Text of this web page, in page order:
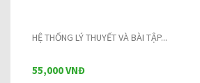
HỆ THỐNG LÝ THUYẾT VÀ BÀI TẬP...
55,000 VNĐ